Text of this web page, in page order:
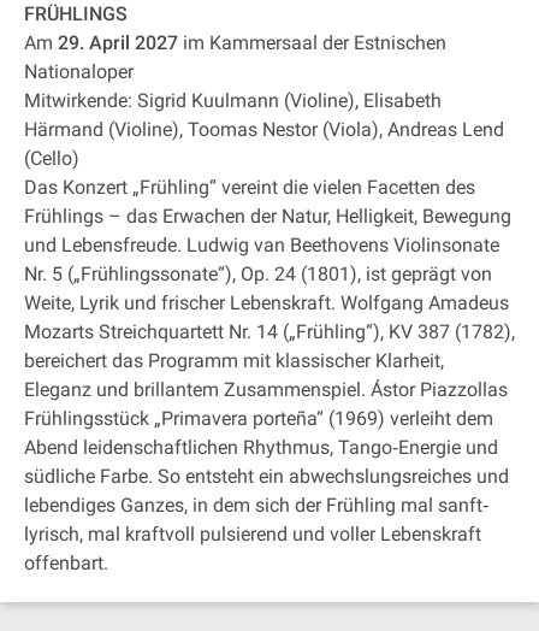
FRÜHLINGS
Am 29. April 2027 im Kammersaal der Estnischen
Nationaloper
Mitwirkende: Sigrid Kuulmann (Violine), Elisabeth
Härmand (Violine), Toomas Nestor (Viola), Andreas Lend
(Cello)
Das Konzert „Frühling“ vereint die vielen Facetten des
Frühlings – das Erwachen der Natur, Helligkeit, Bewegung
und Lebensfreude. Ludwig van Beethovens Violinsonate
Nr. 5 („Frühlingssonate“), Op. 24 (1801), ist geprägt von
Weite, Lyrik und frischer Lebenskraft. Wolfgang Amadeus
Mozarts Streichquartett Nr. 14 („Frühling“), KV 387 (1782),
bereichert das Programm mit klassischer Klarheit,
Eleganz und brillantem Zusammenspiel. Ástor Piazzollas
Frühlingsstück „Primavera porteña“ (1969) verleiht dem
Abend leidenschaftlichen Rhythmus, Tango‐Energie und
südliche Farbe. So entsteht ein abwechslungsreiches und
lebendiges Ganzes, in dem sich der Frühling mal sanft‐
lyrisch, mal kraftvoll pulsierend und voller Lebenskraft
offenbart.